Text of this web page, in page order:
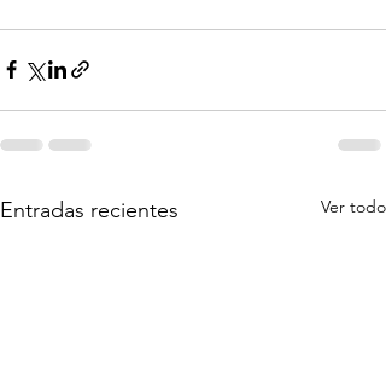
Entradas recientes Ver todo